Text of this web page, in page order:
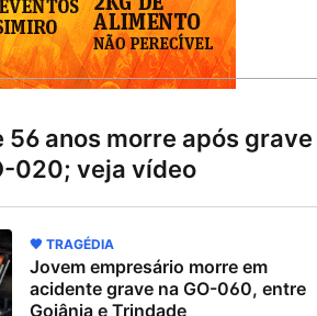
anos morre após grave
020; veja vídeo
🖤 TRAGÉDIA
Jovem empresário morre em
acidente grave na GO-060, entre
Goiânia e Trindade